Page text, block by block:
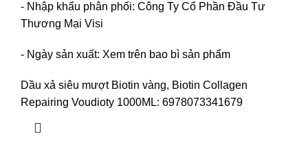
- Nhập khẩu phân phối: Công Ty Cổ Phần Đầu Tư
Thương Mại Visi
- Ngày sản xuất: Xem trên bao bì sản phẩm
Dầu xả siêu mượt Biotin vàng, Biotin Collagen
Repairing Voudioty 1000ML: 6978073341679